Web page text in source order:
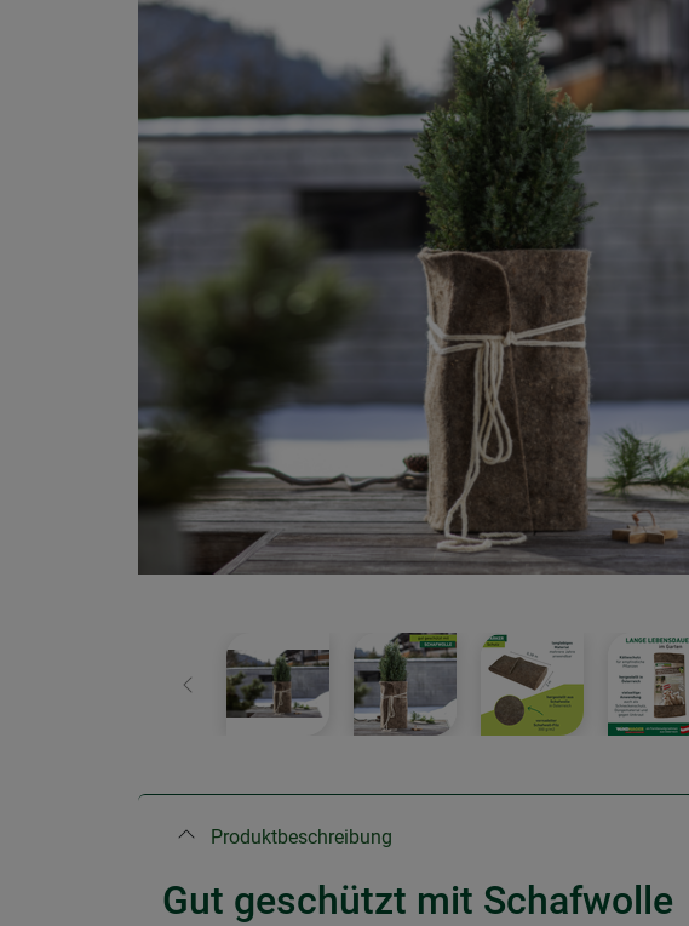
Zurück
Produktbeschreibung
Gut geschützt mit Schafwolle